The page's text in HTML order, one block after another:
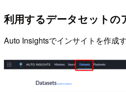
利用するデータセットの
Auto Insightsでインサイトを作成